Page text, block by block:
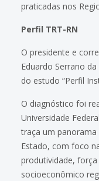
praticadas nos
Perfil TRT-RN
O presidente e
Eduardo Serrano
do estudo “Perfil
O diagnóstico foi
Universidade
traça um
Estado, com foco
produtividade,
socioeconômico